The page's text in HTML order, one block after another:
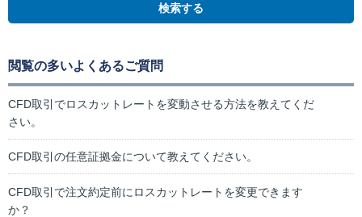
検索する
閲覧の多いよくあるご質問
CFD取引でロスカットレートを変動させる方法を教えてくだ
さい。
CFD取引の任意証拠金について教えてください。
CFD取引で注文約定前にロスカットレートを変更できます
か？